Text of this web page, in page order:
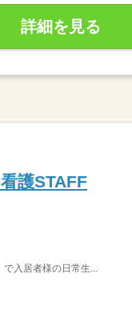
詳細を見る
護STAFF
で入居者様の日常生...